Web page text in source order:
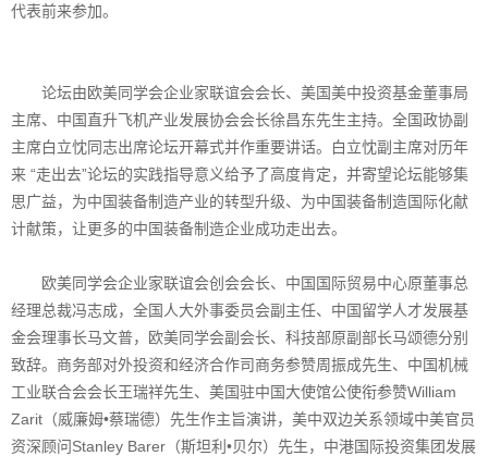
代表前来参加。
论坛由欧美同学会企业家联谊会会长、美国美中投资基金董事局
主席、中国直升飞机产业发展协会会长徐昌东先生主持。全国政协副
主席白立忱同志出席论坛开幕式并作重要讲话。白立忱副主席对历年
来 “走出去”论坛的实践指导意义给予了高度肯定，并寄望论坛能够集
思广益，为中国装备制造产业的转型升级、为中国装备制造国际化献
计献策，让更多的中国装备制造企业成功走出去。
欧美同学会企业家联谊会创会会长、中国国际贸易中心原董事总
经理总裁冯志成，全国人大外事委员会副主任、中国留学人才发展基
金会理事长马文普，欧美同学会副会长、科技部原副部长马颂德分别
致辞。商务部对外投资和经济合作司商务参赞周振成先生、中国机械
工业联合会会长王瑞祥先生、美国驻中国大使馆公使衔参赞William
Zarit（威廉姆•蔡瑞德）先生作主旨演讲，美中双边关系领域中美官员
资深顾问Stanley Barer（斯坦利•贝尔）先生，中港国际投资集团发展